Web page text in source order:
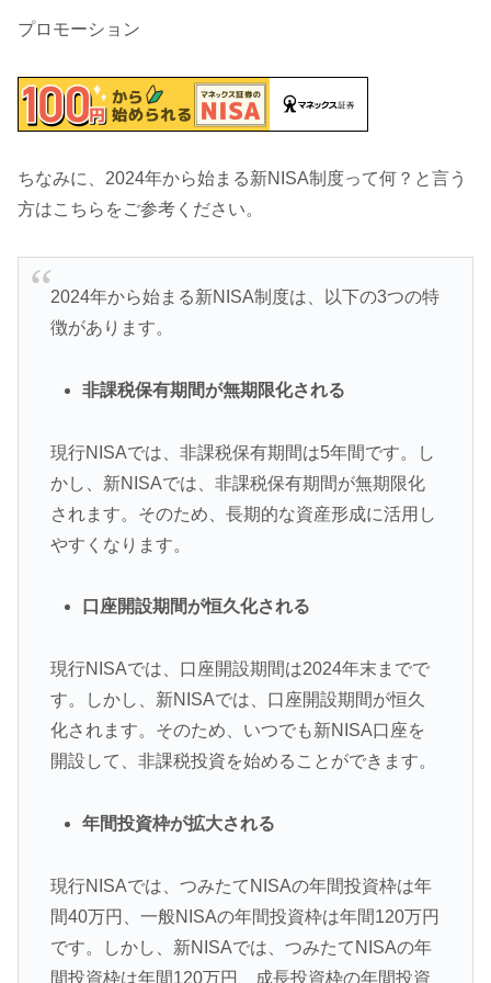
プロモーション
ちなみに、2024年から始まる新NISA制度って何？と言う
方はこちらをご参考ください。
2024年から始まる新NISA制度は、以下の3つの特
徴があります。
非課税保有期間が無期限化される
現行NISAでは、非課税保有期間は5年間です。し
かし、新NISAでは、非課税保有期間が無期限化
されます。そのため、長期的な資産形成に活用し
やすくなります。
口座開設期間が恒久化される
現行NISAでは、口座開設期間は2024年末までで
す。しかし、新NISAでは、口座開設期間が恒久
化されます。そのため、いつでも新NISA口座を
開設して、非課税投資を始めることができます。
年間投資枠が拡大される
現行NISAでは、つみたてNISAの年間投資枠は年
間40万円、一般NISAの年間投資枠は年間120万円
です。しかし、新NISAでは、つみたてNISAの年
間投資枠は年間120万円、成長投資枠の年間投資